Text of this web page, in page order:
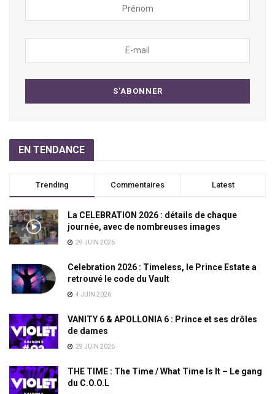
EN TENDANCE
Trending Commentaires Latest
La CELEBRATION 2026 : détails de chaque
journée, avec de nombreuses images
29 JUIN 2026
Celebration 2026 : Timeless, le Prince Estate a
retrouvé le code du Vault
4 JUIN 2026
VANITY 6 & APOLLONIA 6 : Prince et ses drôles
de dames
29 JUIN 2026
THE TIME : The Time / What Time Is It – Le gang
du C.O.O.L